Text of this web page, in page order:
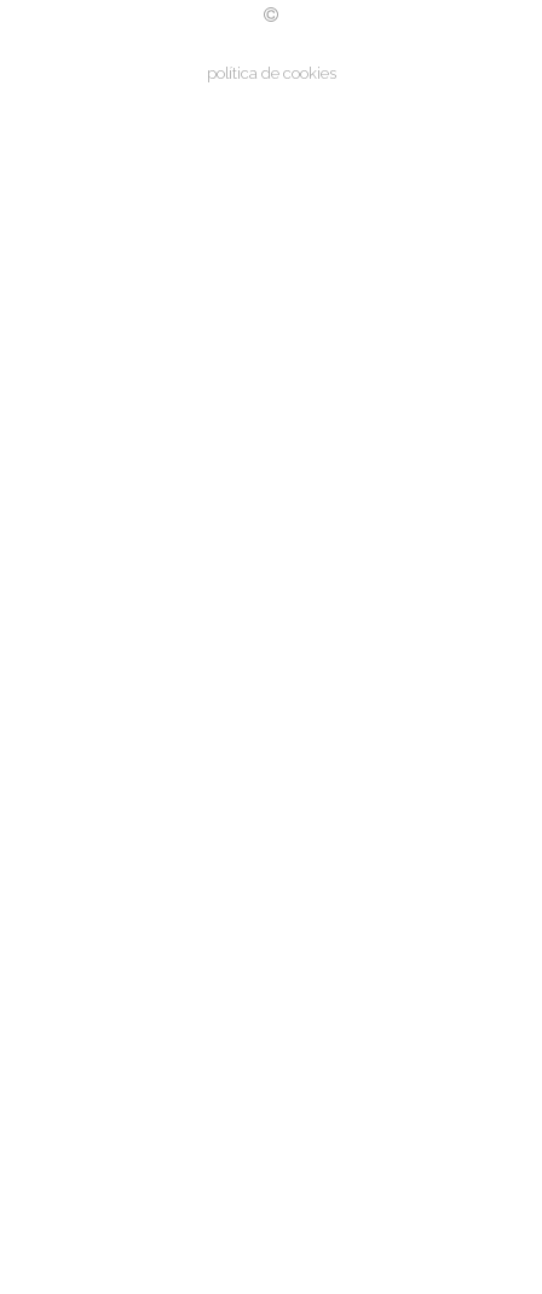
política de cookies